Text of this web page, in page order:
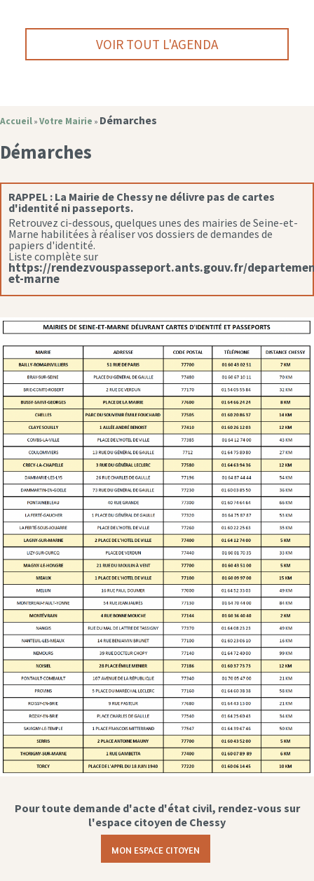
VOIR TOUT L'AGENDA
Accueil » Votre Mairie » Démarches
Démarches
RAPPEL : La Mairie de Chessy ne délivre pas de cartes
d'identité ni passeports.
Retrouvez ci-dessous, quelques unes des mairies de Seine-et-
Marne habilitées à réaliser vos dossiers de demandes de
papiers d'identité.
Liste complète sur
https://rendezvouspasseport.ants.gouv.fr/
et-marne
Pour toute demande d'acte d'état civil, rendez-vous sur
l'espace citoyen de Chessy
MON ESPACE CITOYEN